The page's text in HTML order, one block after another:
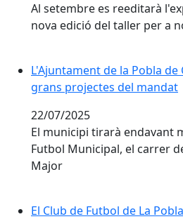
Al setembre es reeditarà
nova edició del taller per a
L'Ajuntament de la Pobla
L'Ajuntament de la Pobla
grans projectes del mandat
22/07/2025
El municipi tirarà endavant
Futbol Municipal, el carrer
Major
El Club de Futbol de La
El Club de Futbol de La